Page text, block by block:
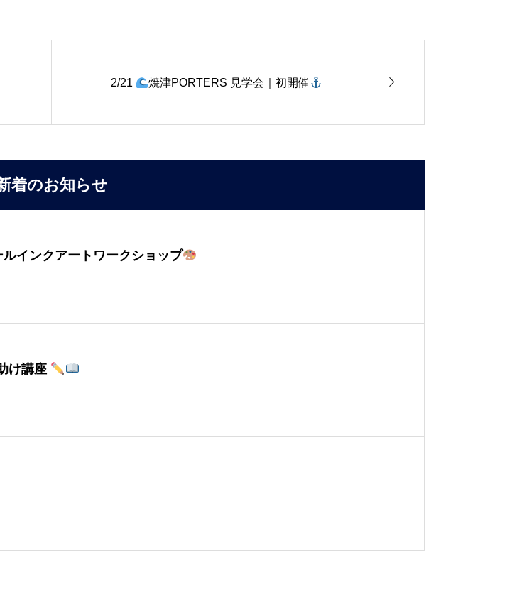
2/21 焼津PORTERS 見学会｜初開催 
着のお知らせ
インクアートワークショップ
け講座